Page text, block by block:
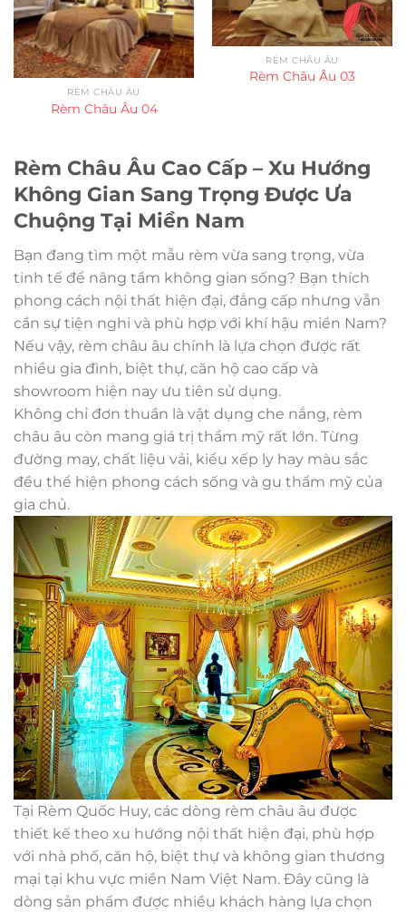
Rèm Châu Âu Cao Cấp – Xu Hướng
Không Gian Sang Trọng Được Ưa
Chuộng Tại Miền Nam
Bạn đang tìm một mẫu rèm vừa sang trọng, vừa
tinh tế để nâng tầm không gian sống? Bạn thích
phong cách nội thất hiện đại, đẳng cấp nhưng vẫn
cần sự tiện nghi và phù hợp với khí hậu miền Nam?
Nếu vậy, rèm châu âu chính là lựa chọn được rất
nhiều gia đình, biệt thự, căn hộ cao cấp và
showroom hiện nay ưu tiên sử dụng.
Không chỉ đơn thuần là vật dụng che nắng, rèm
châu âu còn mang giá trị thẩm mỹ rất lớn. Từng
đường may, chất liệu vải, kiểu xếp ly hay màu sắc
đều thể hiện phong cách sống và gu thẩm mỹ của
gia chủ.
Tại Rèm Quốc Huy, các dòng rèm châu âu được
thiết kế theo xu hướng nội thất hiện đại, phù hợp
với nhà phố, căn hộ, biệt thự và không gian thương
mại tại khu vực miền Nam Việt Nam. Đây cũng là
dòng sản phẩm được nhiều khách hàng lựa chọn
RÈM CHÂU ÂU
Rèm Châu Âu 04
RÈM CHÂU ÂU
Rèm Châu Âu 03